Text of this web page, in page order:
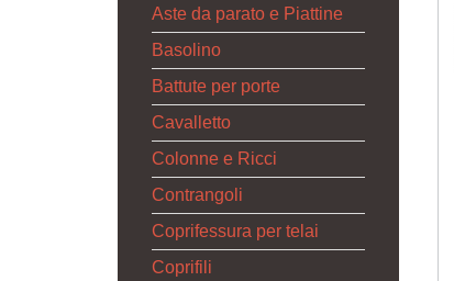
Aste da parato e Piattine
Basolino
Battute per porte
Cavalletto
Colonne e Ricci
Contrangoli
Coprifessura per telai
Coprifili